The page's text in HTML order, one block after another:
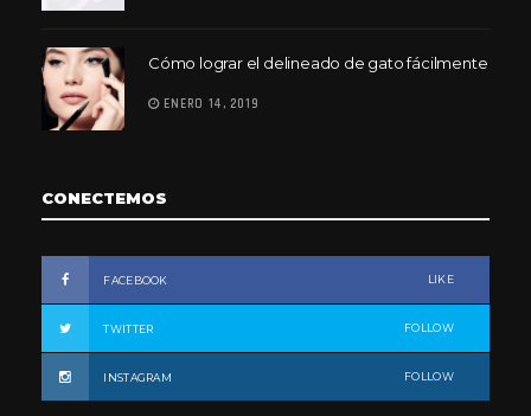
Cómo lograr el delineado de gato fácilmente
ENERO 14, 2019
CONECTEMOS
FACEBOOK LIKE
TWITTER FOLLOW
INSTAGRAM FOLLOW